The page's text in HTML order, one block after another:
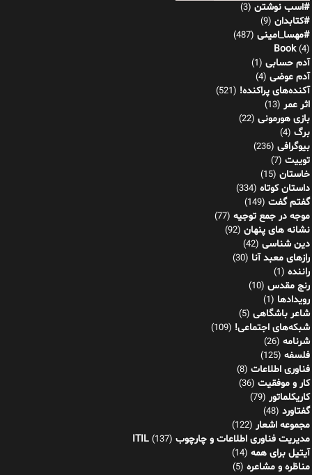
#اسب نوشتن (3)
#کتابدان (9)
#مهسا_امینی (487)
Book(4)
آدم حسابی (1)
آدم عوضی (4)
آکنده‌های پراکنده! (521)
اثر عمر (13)
بازی هورمونی (22)
برگ (4)
بیوگرافی (236)
توییت (7)
خاستان (15)
داستان کوتاه (334)
گفتم گفت (149)
موجه در جمع توجیه (77)
نشانه های پنهان (92)
دین شناسی (42)
رازهای معبد آنا (30)
راننده (1)
رنج مقدس (10)
رویدادها (1)
شاعر باشگاهی (5)
شبکه‌های اجتماعی! (109)
شرنامه (26)
فلسفه (125)
فناوری اطلاعات (8)
کار و موفقیت (36)
کاریکلماتور (79)
گفتاورد (48)
مجموعه اشعار (122)
مدیریت فناوری اطلاعات و چارچوب ITIL (137)
آیتیل برای همه (14)
مناظره و مشاعره (5)